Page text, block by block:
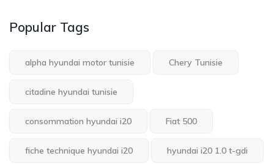
Popular Tags
alpha hyundai motor tunisie Chery Tunisie
citadine hyundai tunisie
consommation hyundai i20 Fiat 500
fiche technique hyundai i20 hyundai i20 1.0 t-gdi